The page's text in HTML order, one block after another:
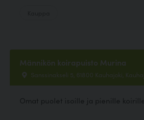
Männikön koirapuisto Murina
Sanssinakseli 5, 61800 Kauhajoki,
Omat puolet isoille ja pienille koirille